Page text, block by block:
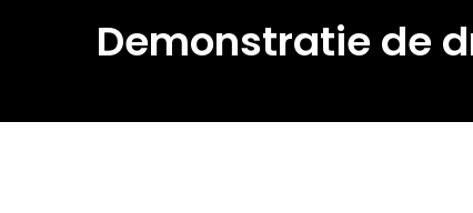
Demonstratie de